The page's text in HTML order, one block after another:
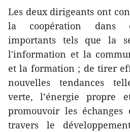
Les deux dirigeants ont
la coopération dans
importants tels que la
l'information et la
et la formation ; de tirer
nouvelles tendances
verte, l’énergie propre
promouvoir les
travers le